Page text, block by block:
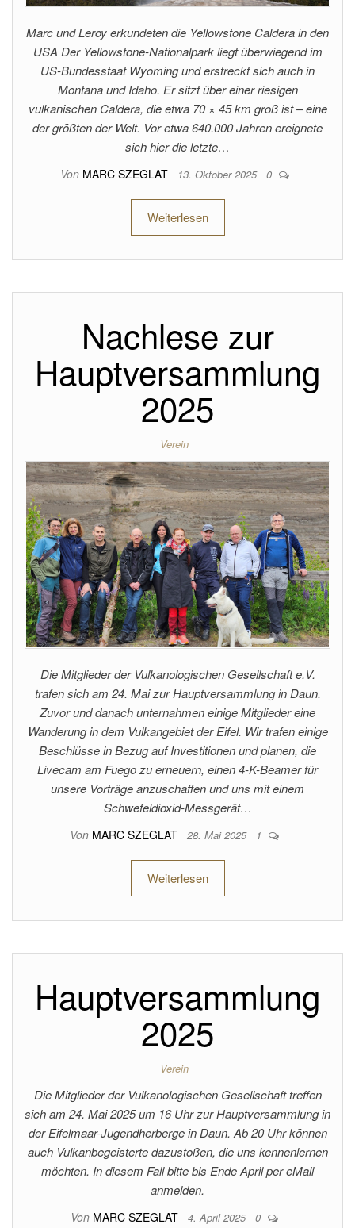
Marc und Leroy erkundeten die Yellowstone Caldera in den
USA Der Yellowstone-Nationalpark liegt überwiegend im
US-Bundesstaat Wyoming und erstreckt sich auch in
Montana und Idaho. Er sitzt über einer riesigen
vulkanischen Caldera, die etwa 70 × 45 km groß ist – eine
der größten der Welt. Vor etwa 640.000 Jahren ereignete
sich hier die letzte…
Von MARC SZEGLAT 13. Oktober 2025 0
Weiterlesen
Nachlese zur
Hauptversammlung
2025
Verein
Die Mitglieder der Vulkanologischen Gesellschaft e.V.
trafen sich am 24. Mai zur Hauptversammlung in Daun.
Zuvor und danach unternahmen einige Mitglieder eine
Wanderung in dem Vulkangebiet der Eifel. Wir trafen einige
Beschlüsse in Bezug auf Investitionen und planen, die
Livecam am Fuego zu erneuern, einen 4-K-Beamer für
unsere Vorträge anzuschaffen und uns mit einem
Schwefeldioxid-Messgerät…
Von MARC SZEGLAT 28. Mai 2025 1
Weiterlesen
Hauptversammlung
2025
Verein
Die Mitglieder der Vulkanologischen Gesellschaft treffen
sich am 24. Mai 2025 um 16 Uhr zur Hauptversammlung in
der Eifelmaar-Jugendherberge in Daun. Ab 20 Uhr können
auch Vulkanbegeisterte dazustoßen, die uns kennenlernen
möchten. In diesem Fall bitte bis Ende April per eMail
anmelden.
Von MARC SZEGLAT 4. April 2025 0